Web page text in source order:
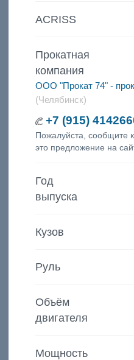
ACRISS
Прокатная
компания
ООО "Прокат 74" -
(Челябинск)
+7 (915)
Пожалуйста, сообщите
это предложение на
Год
выпуска
Кузов
Руль
Объём
двигателя
Мощность